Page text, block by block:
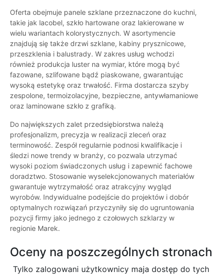
Oferta obejmuje panele szklane przeznaczone do kuchni,
takie jak lacobel, szkło hartowane oraz lakierowane w
wielu wariantach kolorystycznych. W asortymencie
znajdują się także drzwi szklane, kabiny prysznicowe,
przeszklenia i balustrady. W zakres usług wchodzi
również produkcja luster na wymiar, które mogą być
fazowane, szlifowane bądź piaskowane, gwarantując
wysoką estetykę oraz trwałość. Firma dostarcza szyby
zespolone, termoizolacyjne, bezpieczne, antywłamaniowe
oraz laminowane szkło z grafiką.
Do największych zalet przedsiębiorstwa należą
profesjonalizm, precyzja w realizacji zleceń oraz
terminowość. Zespół regularnie podnosi kwalifikacje i
śledzi nowe trendy w branży, co pozwala utrzymać
wysoki poziom świadczonych usług i zapewnić fachowe
doradztwo. Stosowanie wyselekcjonowanych materiałów
gwarantuje wytrzymałość oraz atrakcyjny wygląd
wyrobów. Indywidualne podejście do projektów i dobór
optymalnych rozwiązań przyczyniły się do ugruntowania
pozycji firmy jako jednego z czołowych szklarzy w
regionie Marek.
Oceny na poszczególnych stronach
Tylko zalogowani użytkownicy maja dostęp do tych